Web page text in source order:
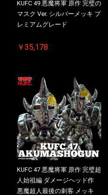
KUFC 49 悪魔将軍 原作 完璧の
マスク Ver. シルバーメッキ プ
レミアムグレード
￥35,178
KUFC 47 悪魔将軍 原作 完璧超
人始祖編 ダメージヘッド作
悪魔超人最後の刺客 メッキ